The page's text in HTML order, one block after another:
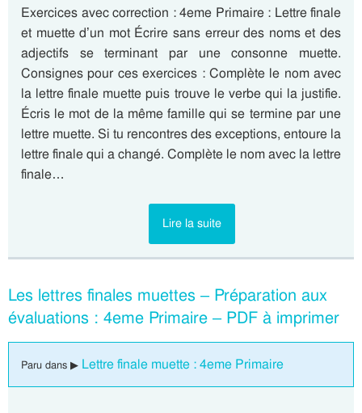
Exercices avec correction : 4eme Primaire : Lettre finale
et muette d’un mot Écrire sans erreur des noms et des
adjectifs se terminant par une consonne muette.
Consignes pour ces exercices : Complète le nom avec
la lettre finale muette puis trouve le verbe qui la justifie.
Écris le mot de la même famille qui se termine par une
lettre muette. Si tu rencontres des exceptions, entoure la
lettre finale qui a changé. Complète le nom avec la lettre
finale…
Lire la suite
Les lettres finales muettes – Préparation aux
évaluations : 4eme Primaire – PDF à imprimer
Paru dans ▶ Lettre finale muette : 4eme Primaire